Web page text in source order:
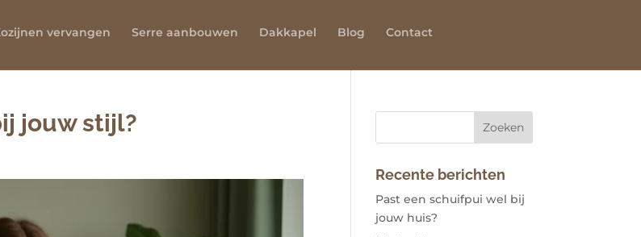
vervangen Serre aanbouwen Dakkapel Blog Contact
jouw stijl?
Recente berichten
Past een schuifpui wel bij
jouw huis?